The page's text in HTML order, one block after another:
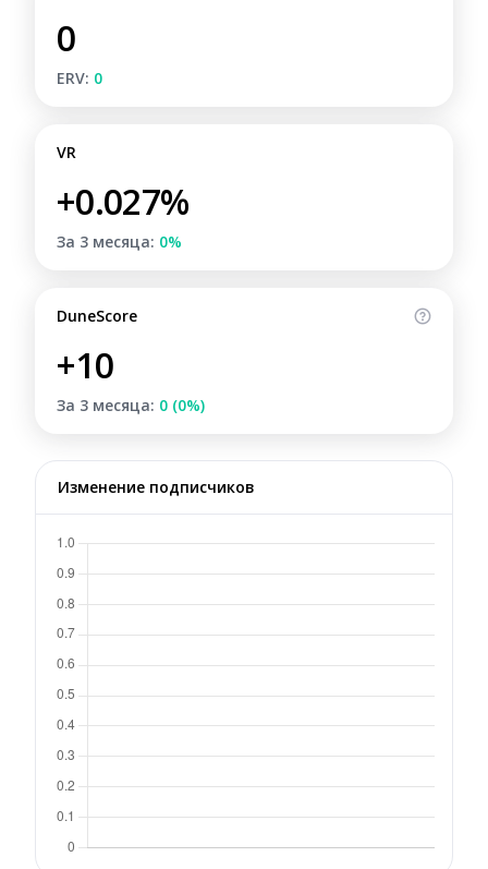
0
ERV: 0
VR
+0.027%
За 3 месяца: 0%
DuneScore
+10
За 3 месяца: 0 (0%)
Изменение подписчиков